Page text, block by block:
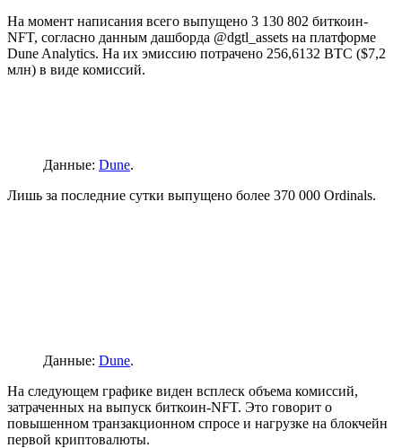
На момент написания всего выпущено 3 130 802 биткоин-
NFT, согласно данным дашборда @dgtl_assets на платформе
Dune Analytics. На их эмиссию потрачено 256,6132 BTC ($7,2
млн) в виде комиссий.
Данные: Dune.
Лишь за последние сутки выпущено более 370 000 Ordinals.
Данные: Dune.
На следующем графике виден всплеск объема комиссий,
затраченных на выпуск биткоин-NFT. Это говорит о
повышенном транзакционном спросе и нагрузке на блокчейн
первой криптовалюты.